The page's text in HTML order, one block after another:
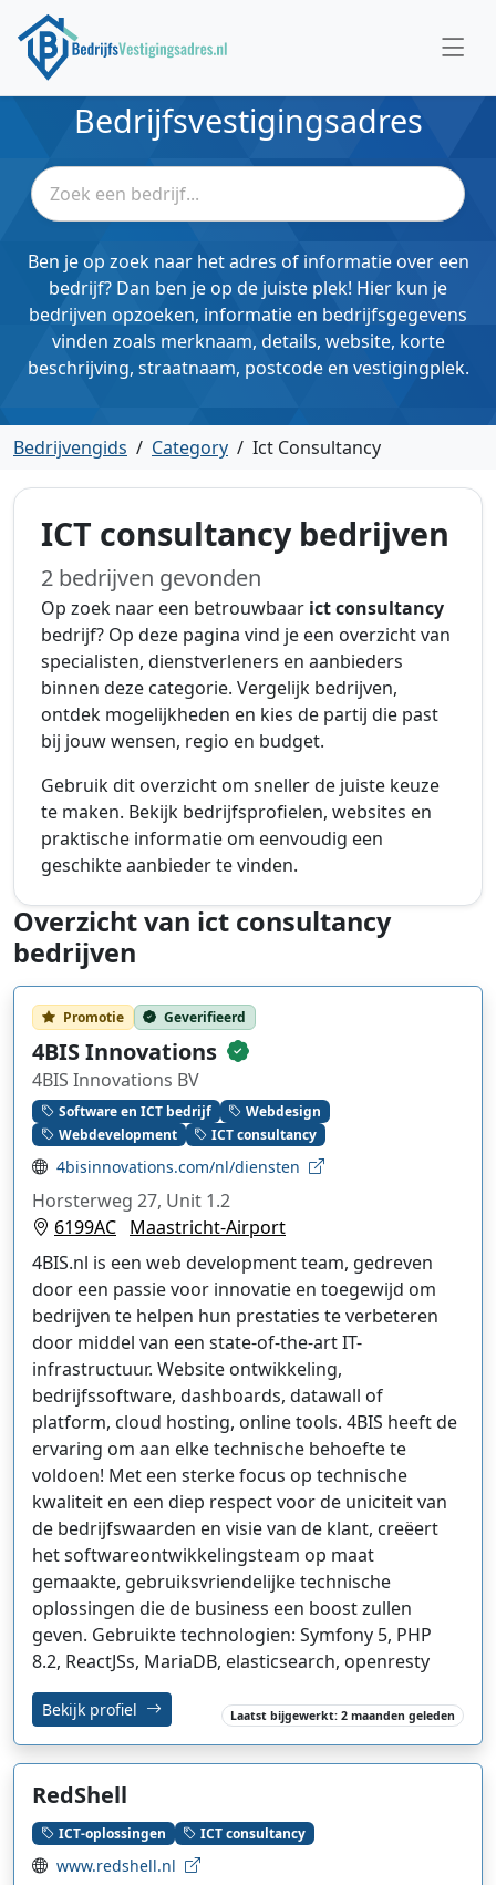
Bedrijfsvestigingsadres
Ben je op zoek naar het adres of informatie over een
bedrijf? Dan ben je op de juiste plek! Hier kun je
bedrijven opzoeken, informatie en bedrijfsgegevens
vinden zoals merknaam, details, website, korte
beschrijving, straatnaam, postcode en vestigingplek.
Bedrijvengids / Category / Ict Consultancy
ICT consultancy bedrijven
2 bedrijven gevonden
Op zoek naar een betrouwbaar ict consultancy
bedrijf? Op deze pagina vind je een overzicht van
specialisten, dienstverleners en aanbieders
binnen deze categorie. Vergelijk bedrijven,
ontdek mogelijkheden en kies de partij die past
bij jouw wensen, regio en budget.
Gebruik dit overzicht om sneller de juiste keuze
te maken. Bekijk bedrijfsprofielen, websites en
praktische informatie om eenvoudig een
geschikte aanbieder te vinden.
Overzicht van ict consultancy
bedrijven
Promotie Geverifieerd
4BIS Innovations
4BIS Innovations BV
Software en ICT bedrijf
Webdesign
Webdevelopment
ICT consultancy
4bisinnovations.com/nl/diensten
Horsterweg 27, Unit 1.2
6199AC Maastricht-Airport
4BIS.nl is een web development team, gedreven
door een passie voor innovatie en toegewijd om
bedrijven te helpen hun prestaties te verbeteren
door middel van een state-of-the-art IT-
infrastructuur. Website ontwikkeling,
bedrijfssoftware, dashboards, datawall of
platform, cloud hosting, online tools. 4BIS heeft de
ervaring om aan elke technische behoefte te
voldoen! Met een sterke focus op technische
kwaliteit en een diep respect voor de uniciteit van
de bedrijfswaarden en visie van de klant, creëert
het softwareontwikkelingsteam op maat
gemaakte, gebruiksvriendelijke technische
oplossingen die de business een boost zullen
geven. Gebruikte technologien: Symfony 5, PHP
8.2, ReactJSs, MariaDB, elasticsearch, openresty
Bekijk profiel Laatst bijgewerkt: 2 maanden geleden
RedShell
ICT-oplossingen ICT consultancy
www.redshell.nl